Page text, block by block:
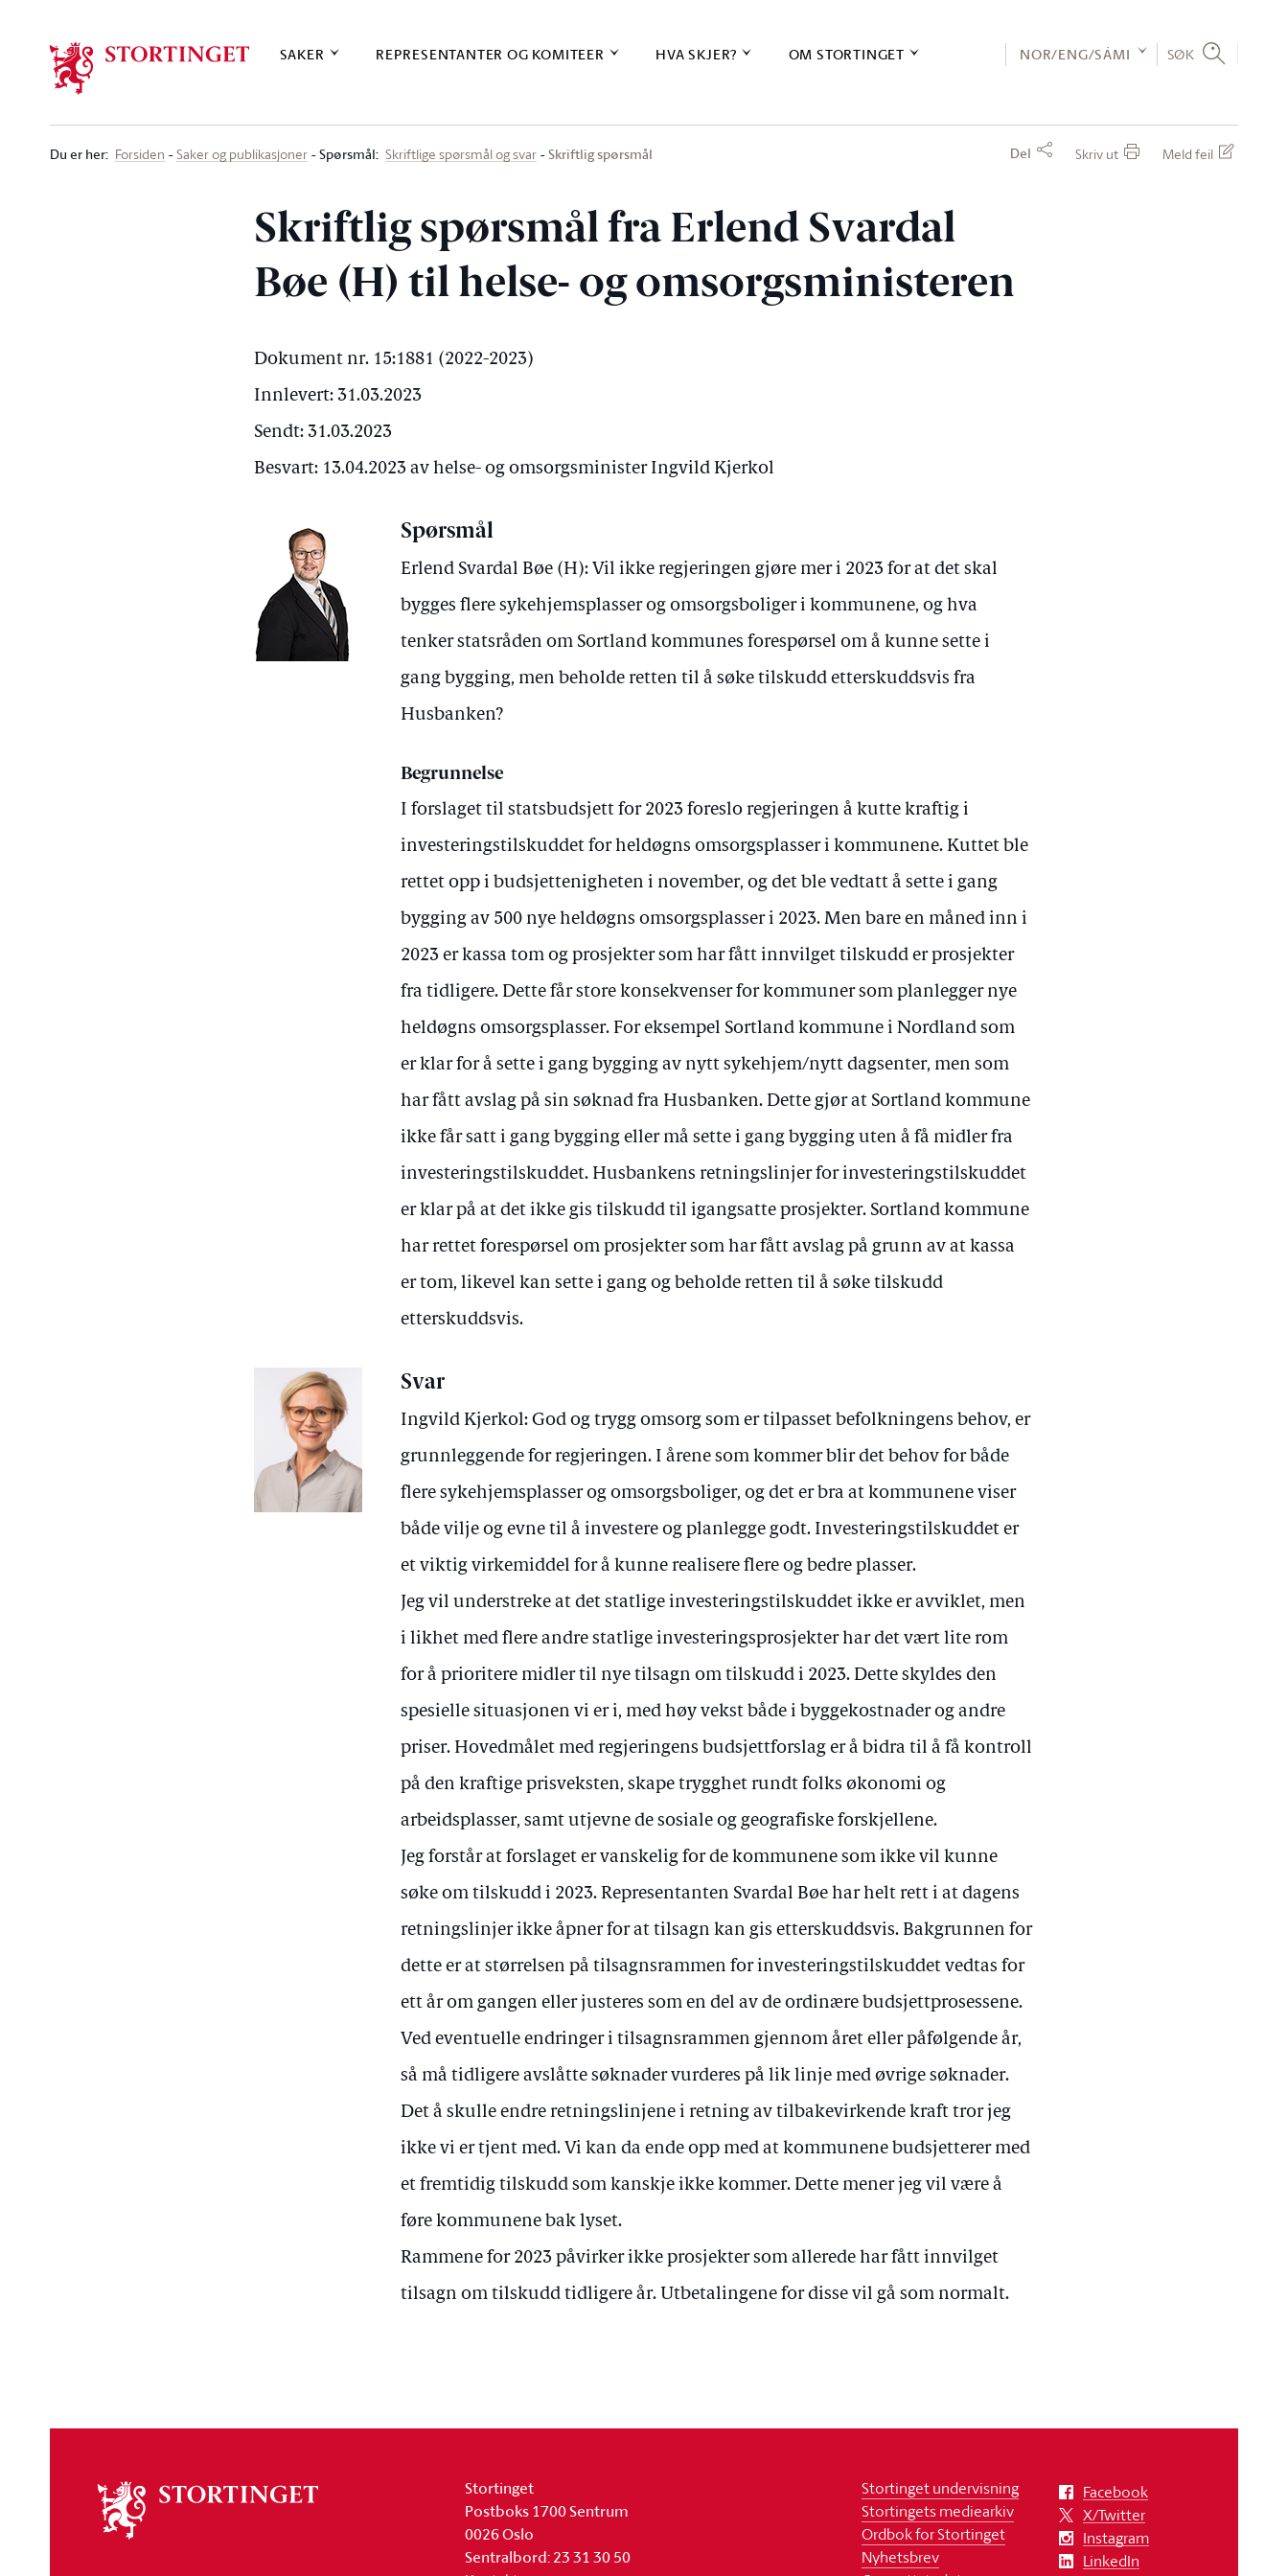
SAKER REPRESENTANTER OG KOMITEER HVA SKJER? OM STORTINGET NOR/ENG/SÁMI SØK
Du er her: Forsiden Saker og publikasjoner Spørsmål: Skriftlige spørsmål og svar Skriftlig spørsmål Del Skriv ut Meld feil
Skriftlig spørsmål fra Erlend Svardal
Bøe (H) til helse- og omsorgsministeren
Dokument nr. 15:1881 (2022-2023)
Innlevert: 31.03.2023
Sendt: 31.03.2023
Besvart: 13.04.2023 av helse- og omsorgsminister Ingvild Kjerkol
Spørsmål
Erlend Svardal Bøe (H): Vil ikke regjeringen gjøre mer i 2023 for at det skal
bygges flere sykehjemsplasser og omsorgsboliger i kommunene, og hva
tenker statsråden om Sortland kommunes forespørsel om å kunne sette i
gang bygging, men beholde retten til å søke tilskudd etterskuddsvis fra
Husbanken?
Begrunnelse
I forslaget til statsbudsjett for 2023 foreslo regjeringen å kutte kraftig i
investeringstilskuddet for heldøgns omsorgsplasser i kommunene. Kuttet ble
rettet opp i budsjettenigheten i november, og det ble vedtatt å sette i gang
bygging av 500 nye heldøgns omsorgsplasser i 2023. Men bare en måned inn i
2023 er kassa tom og prosjekter som har fått innvilget tilskudd er prosjekter
fra tidligere. Dette får store konsekvenser for kommuner som planlegger nye
heldøgns omsorgsplasser. For eksempel Sortland kommune i Nordland som
er klar for å sette i gang bygging av nytt sykehjem/nytt dagsenter, men som
har fått avslag på sin søknad fra Husbanken. Dette gjør at Sortland kommune
ikke får satt i gang bygging eller må sette i gang bygging uten å få midler fra
investeringstilskuddet. Husbankens retningslinjer for investeringstilskuddet
er klar på at det ikke gis tilskudd til igangsatte prosjekter. Sortland kommune
har rettet forespørsel om prosjekter som har fått avslag på grunn av at kassa
er tom, likevel kan sette i gang og beholde retten til å søke tilskudd
etterskuddsvis.
Svar
Ingvild Kjerkol: God og trygg omsorg som er tilpasset befolkningens behov, er
grunnleggende for regjeringen. I årene som kommer blir det behov for både
flere sykehjemsplasser og omsorgsboliger, og det er bra at kommunene viser
både vilje og evne til å investere og planlegge godt. Investeringstilskuddet er
et viktig virkemiddel for å kunne realisere flere og bedre plasser.
Jeg vil understreke at det statlige investeringstilskuddet ikke er avviklet, men
i likhet med flere andre statlige investeringsprosjekter har det vært lite rom
for å prioritere midler til nye tilsagn om tilskudd i 2023. Dette skyldes den
spesielle situasjonen vi er i, med høy vekst både i byggekostnader og andre
priser. Hovedmålet med regjeringens budsjettforslag er å bidra til å få kontroll
på den kraftige prisveksten, skape trygghet rundt folks økonomi og
arbeidsplasser, samt utjevne de sosiale og geografiske forskjellene.
Jeg forstår at forslaget er vanskelig for de kommunene som ikke vil kunne
søke om tilskudd i 2023. Representanten Svardal Bøe har helt rett i at dagens
retningslinjer ikke åpner for at tilsagn kan gis etterskuddsvis. Bakgrunnen for
dette er at størrelsen på tilsagnsrammen for investeringstilskuddet vedtas for
ett år om gangen eller justeres som en del av de ordinære budsjettprosessene.
Ved eventuelle endringer i tilsagnsrammen gjennom året eller påfølgende år,
så må tidligere avslåtte søknader vurderes på lik linje med øvrige søknader.
Det å skulle endre retningslinjene i retning av tilbakevirkende kraft tror jeg
ikke vi er tjent med. Vi kan da ende opp med at kommunene budsjetterer med
et fremtidig tilskudd som kanskje ikke kommer. Dette mener jeg vil være å
føre kommunene bak lyset.
Rammene for 2023 påvirker ikke prosjekter som allerede har fått innvilget
tilsagn om tilskudd tidligere år. Utbetalingene for disse vil gå som normalt.
stortinget
Stortinget
Postboks 1700 Sentrum
0026 Oslo
Sentralbord: 23 31 30 50
Stortinget undervisning
Stortingets mediearkiv
Ordbok for Stortinget
Nyhetsbrev
Facebook
X/Twitter
Instagram
LinkedIn